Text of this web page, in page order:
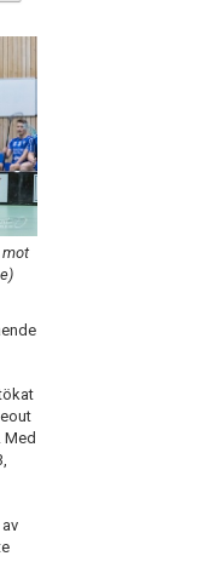
mot
Med